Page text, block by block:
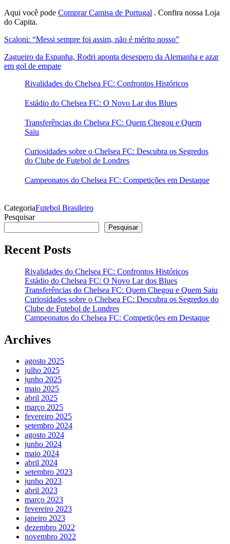
Aqui você pode Comprar Camisa de Portugal . Confira nossa Loja
do Capita.
Scaloni: “Messi sempre foi assim, não é mérito nosso”
Zagueiro da Espanha, Rodri aponta desespero da Alemanha e azar
em gol de empate
Rivalidades do Chelsea FC: Confrontos Históricos
Estádio do Chelsea FC: O Novo Lar dos Blues
Transferências do Chelsea FC: Quem Chegou e Quem
Saiu
Curiosidades sobre o Chelsea FC: Descubra os Segredos
do Clube de Futebol de Londres
Campeonatos do Chelsea FC: Competições em Destaque
CategoriaFutebol Brasileiro
Pesquisar
Pesquisar
Recent Posts
Rivalidades do Chelsea FC: Confrontos Históricos
Estádio do Chelsea FC: O Novo Lar dos Blues
Transferências do Chelsea FC: Quem Chegou e Quem Saiu
Curiosidades sobre o Chelsea FC: Descubra os Segredos do
Clube de Futebol de Londres
Campeonatos do Chelsea FC: Competições em Destaque
Archives
agosto 2025
julho 2025
junho 2025
maio 2025
abril 2025
março 2025
fevereiro 2025
setembro 2024
agosto 2024
junho 2024
maio 2024
abril 2024
setembro 2023
junho 2023
abril 2023
março 2023
fevereiro 2023
janeiro 2023
dezembro 2022
novembro 2022